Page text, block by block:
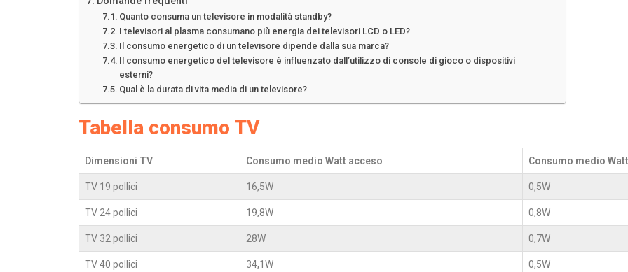
Quanto consuma un televisore in modalità standby?
I televisori al plasma consumano più energia dei televisori LCD o LED?
Il consumo energetico di un televisore dipende dalla sua marca?
Il consumo energetico del televisore è influenzato dall’utilizzo di console di gioco o dispositivi
esterni?
Qual è la durata di vita media di un televisore?
Tabella consumo TV
Dimensioni TV Consumo medio Watt acceso Consumo medio
TV 19 pollici 16,5W 0,5W
TV 24 pollici 19,8W 0,8W
TV 32 pollici 28W 0,7W
TV 40 pollici 34,1W 0,5W